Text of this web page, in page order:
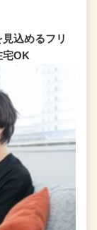
込めるフリ
宅OK